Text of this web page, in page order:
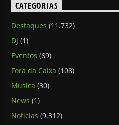
CATEGORIAS
Destaques (11.732)
DJ (1)
Eventos (69)
Fora da Caixa (108)
Música (30)
News (1)
Noticias (9.312)